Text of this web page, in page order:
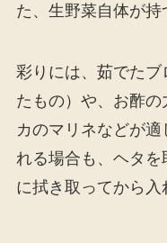
た、生野菜自体が持
彩りには、茹でた
たもの）や、お酢の
カのマリネなどが
れる場合も、ヘタ
に拭き取ってから入